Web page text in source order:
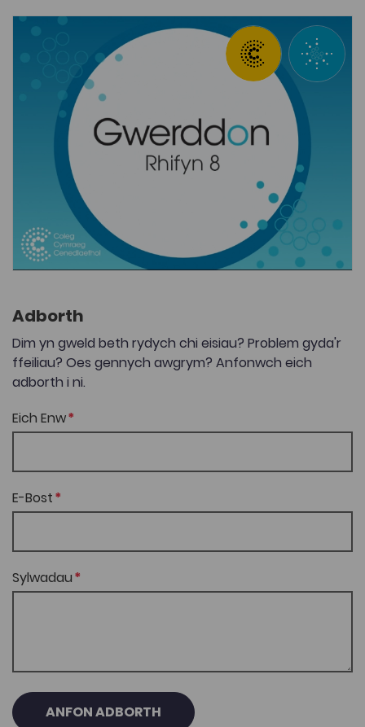
Adborth
Dim yn gweld beth rydych chi eisiau? Problem gyda'r
ffeiliau? Oes gennych awgrym? Anfonwch eich
adborth i ni.
Eich Enw
E-Bost
Sylwadau
ANFON ADBORTH